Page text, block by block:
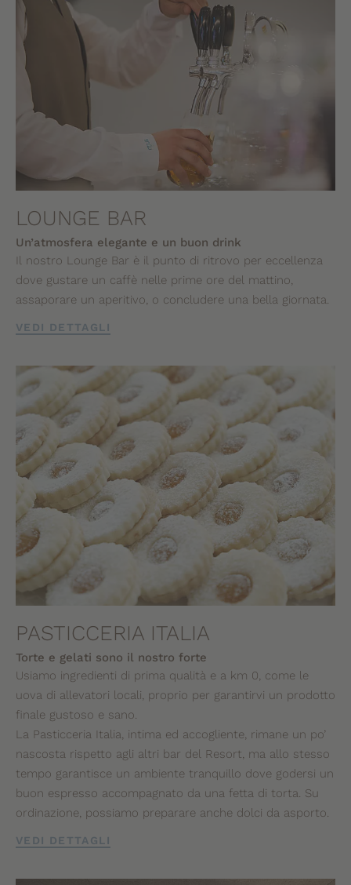
LOUNGE BAR
Un’atmosfera elegante e un buon drink
Il nostro Lounge Bar è il punto di ritrovo per eccellenza
dove gustare un caffè nelle prime ore del mattino,
assaporare un aperitivo, o concludere una bella giornata.
VEDI DETTAGLI
PASTICCERIA ITALIA
Torte e gelati sono il nostro forte
Usiamo ingredienti di prima qualità e a km 0, come le
uova di allevatori locali, proprio per garantirvi un prodotto
finale gustoso e sano.
La Pasticceria Italia, intima ed accogliente, rimane un po’
nascosta rispetto agli altri bar del Resort, ma allo stesso
tempo garantisce un ambiente tranquillo dove godersi un
buon espresso accompagnato da una fetta di torta. Su
ordinazione, possiamo preparare anche dolci da asporto.
VEDI DETTAGLI